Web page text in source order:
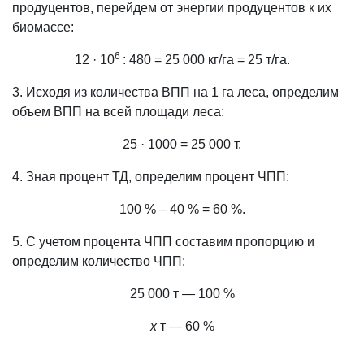
продуцентов, перейдем от энергии продуцентов к их
биомассе:
12 · 106 : 480 = 25 000 кг/га = 25 т/га.
3. Исходя из количества ВПП на 1 га леса, определим
объем ВПП на всей площади леса:
25 · 1000 = 25 000 т.
4. Зная процент ТД, определим процент ЧПП:
100 % – 40 % = 60 %.
5. С учетом процента ЧПП составим пропорцию и
определим количество ЧПП:
25 000 т — 100 %
хт — 60 %